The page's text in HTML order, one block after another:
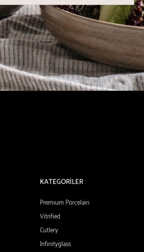
KATEGORİLER
Premium Porcelain
Vitrified
Cutlery
Infinityglass